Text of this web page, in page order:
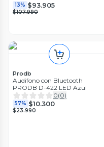
13% $93.905
$107.990
Prodb
Audifono con Bluetooth
PRODB D-422 LED Azul
0(0)
57% $10.300
$23.990